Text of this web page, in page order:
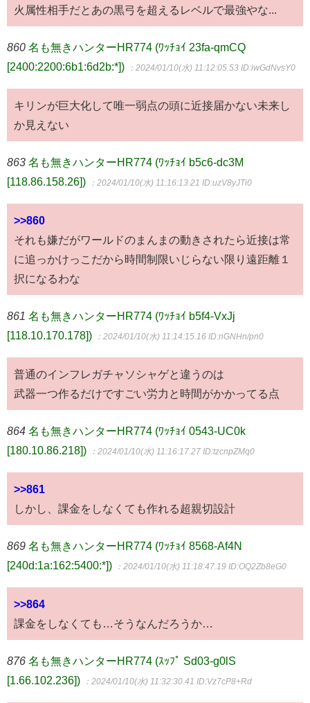
火属性相手だとあの黒弓を超えるレベルで最強やな...
860 名も無きハンターHR774 (ﾜｯﾁｮｲ 23fa-qmCQ
[2400:2200:6b1:6d2b:*])
：2024/01/10(水) 11:12:05.53 ID:iwGdNvsY0
キリンが巨大化して唯一弱点の頭に近接届かない未来し
か見えない
863 名も無きハンターHR774 (ﾜｯﾁｮｲ b5c6-dc3M
[118.86.158.26])
：2024/01/10(水) 11:16:13.21 ID:uzV8yJTi0
>>860
それも嫌だがワールドのまんまの動きされたら近接は常
に追っかけっこだから時間制限いじらない限り遠距離１
択になるわな
861 名も無きハンターHR774 (ﾜｯﾁｮｲ b5f4-VxJj
[118.10.170.178])
：2024/01/10(水) 11:14:15.16 ID:nGNHn/pn0
普通のインフレガチャソシャゲと違うのは
武器一つ作るだけですごい労力と時間がかかってる点
864 名も無きハンターHR774 (ﾜｯﾁｮｲ 0543-UC0k
[180.10.86.218])
：2024/01/10(水) 11:16:17.27 ID:tzcnpZMq0
>>861
しかし、課金をしなくても作れる超親切設計
869 名も無きハンターHR774 (ﾜｯﾁｮｲ 8568-Af4N
[240d:1a:162:5400:*])
：2024/01/10(水) 11:18:47.19 ID:OQ2Zb8eG0
>>864
課金をしなくても…そうなんだろうか…
876 名も無きハンターHR774 (ｽｯﾌﾟ Sd03-g0lS
[1.66.102.236])
：2024/01/10(水) 11:32:30.41 ID:Vz7cP8+Rd